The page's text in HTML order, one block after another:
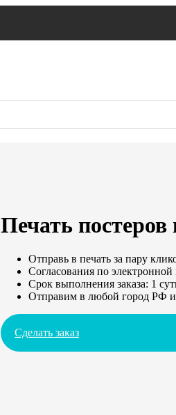
Печать постеров
Отправь в печать за пару
Согласования по электронной
Срок выполнения заказа: 1
Отправим в любой город РФ
Сделать заказ